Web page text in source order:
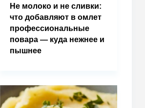
Не молоко и не сливки:
что добавляют в омлет
профессиональные
повара — куда нежнее и
пышнее